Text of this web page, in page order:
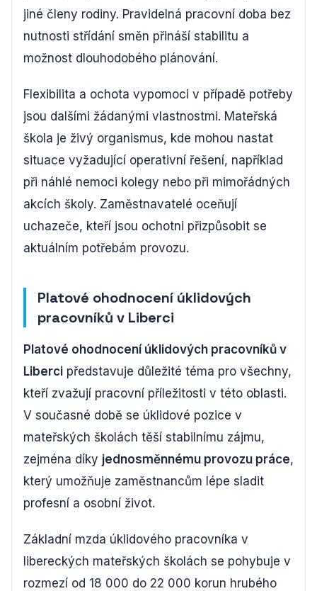
jiné členy rodiny. Pravidelná pracovní doba bez
nutnosti střídání směn přináší stabilitu a
možnost dlouhodobého plánování.
Flexibilita a ochota vypomoci v případě potřeby
jsou dalšími žádanými vlastnostmi. Mateřská
škola je živý organismus, kde mohou nastat
situace vyžadující operativní řešení, například
při náhlé nemoci kolegy nebo při mimořádných
akcích školy. Zaměstnavatelé oceňují
uchazeče, kteří jsou ochotni přizpůsobit se
aktuálním potřebám provozu.
Platové ohodnocení úklidových
pracovníků v Liberci
Platové ohodnocení úklidových pracovníků v
Liberci představuje důležité téma pro všechny,
kteří zvažují pracovní příležitosti v této oblasti.
V současné době se úklidové pozice v
mateřských školách těší stabilnímu zájmu,
zejména díky jednosměnnému provozu práce,
který umožňuje zaměstnancům lépe sladit
profesní a osobní život.
Základní mzda úklidového pracovníka v
libereckých mateřských školách se pohybuje v
rozmezí od 18 000 do 22 000 korun hrubého